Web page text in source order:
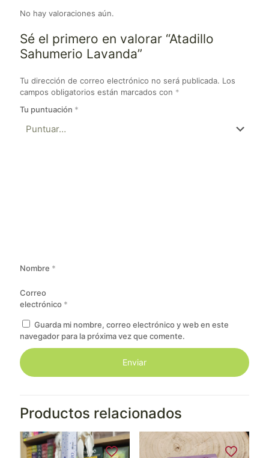
No hay valoraciones aún.
Sé el primero en valorar “Atadillo
Sahumerio Lavanda”
Tu dirección de correo electrónico no será publicada. Los
campos obligatorios están marcados con *
Tu puntuación *
Nombre *
Correo
electrónico *
Guarda mi nombre, correo electrónico y web en este
navegador para la próxima vez que comente.
Productos relacionados